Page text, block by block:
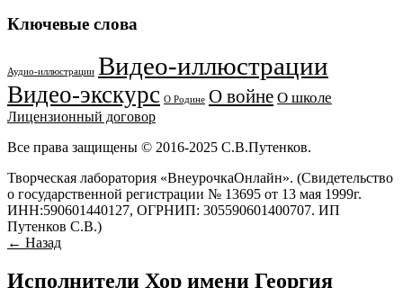
Ключевые слова
Аудио-иллюстрации Видео-иллюстрации
Видео-экскурс О Родине О войне О школе
Лицензионный договор
Все права защищены © 2016-2025 С.В.Путенков.
Творческая лаборатория «ВнеурочкаОнлайн». (Свидетельство
о государственной регистрации № 13695 от 13 мая 1999г.
ИНН:590601440127, ОГРНИП: 305590601400707. ИП
Путенков С.В.)
← Назад
Исполнители Хор имени Георгия